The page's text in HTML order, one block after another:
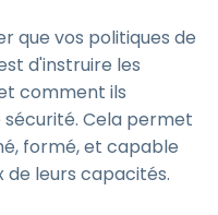
que vos politiques de
d'instruire les
comment ils
Cela permet
formé, et capable
de leurs capacités.